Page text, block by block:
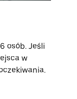
osób. Jeśli
w